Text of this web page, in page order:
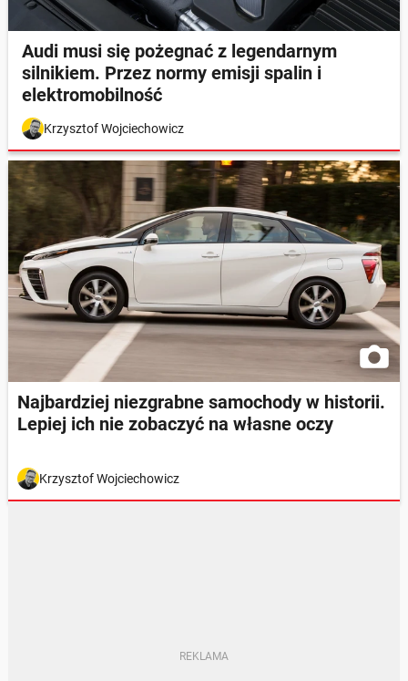
Audi musi się pożegnać z legendarnym
silnikiem. Przez normy emisji spalin i
elektromobilność
Krzysztof Wojciechowicz
Najbardziej niezgrabne samochody w historii.
Lepiej ich nie zobaczyć na własne oczy
Krzysztof Wojciechowicz